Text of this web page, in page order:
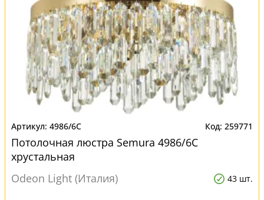
4986/6C 259771
Потолочная люстра Semura 4986/6C
хрустальная
Odeon Light (Италия)
43 шт.